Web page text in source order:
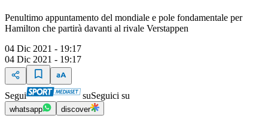
Penultimo appuntamento del mondiale e pole fondamentale per
Hamilton che partirà davanti al rivale Verstappen
04 Dic 2021 - 19:17
04 Dic 2021 - 19:17
Segui suSeguici su
whatsapp discover